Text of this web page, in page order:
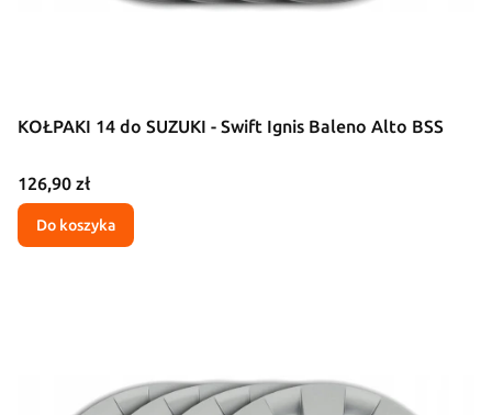
KOŁPAKI 14 do SUZUKI - Swift Ignis Baleno Alto BSS
Cena
126,90 zł
Do koszyka